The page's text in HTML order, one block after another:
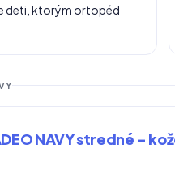
deti, ktorým ortopéd
NAVY stredné –